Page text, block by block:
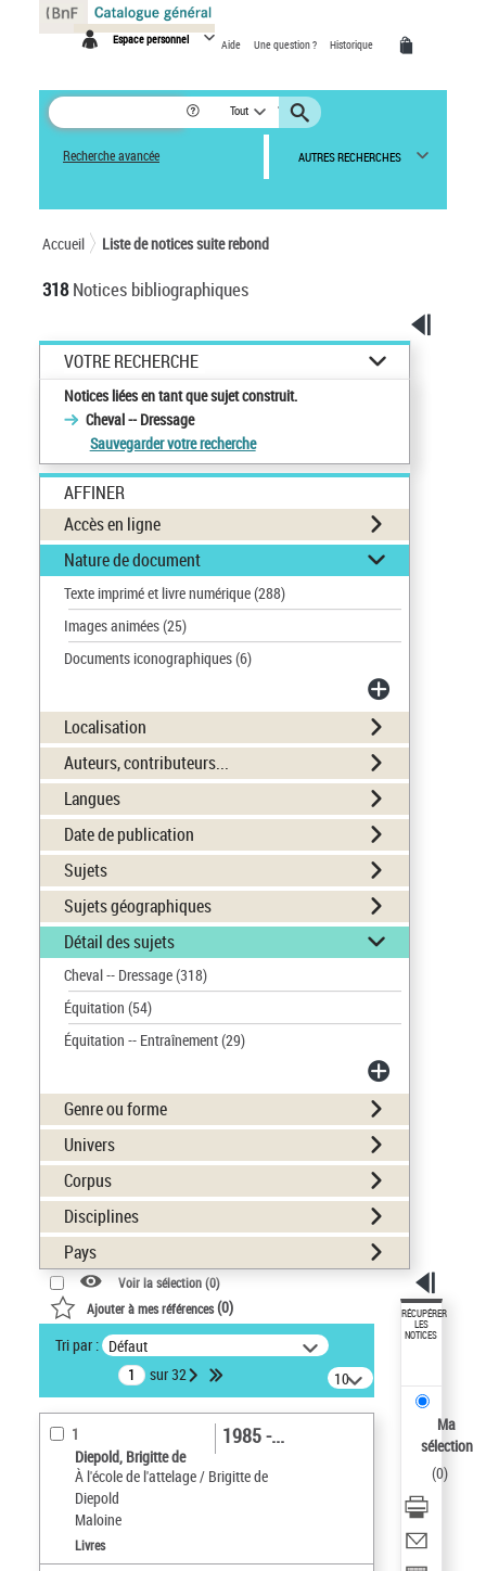
Espace personnel Aide Une question ? Historique
Tout
Recherche avancée AUTRES RECHERCHES
Accueil Liste de notices suite rebond
318Notices bibliographiques
VOTRE RECHERCHE
Notices liées en tant que sujet construit.
Cheval -- Dressage
Sauvegarder votre recherche
AFFINER
Accès en ligne
Nature de document
Texte imprimé et livre numérique(288)
Images animées(25)
Documents iconographiques(6)
Localisation
Auteurs, contributeurs...
Langues
Date de publication
Sujets
Sujets géographiques
Détail des sujets
Cheval -- Dressage(318)
Équitation (54)
Équitation -- Entraînement(29)
Genre ou forme
Univers
Corpus
Disciplines
Pays
Voir la sélection (0)
Ajouter à mes références(0)
Tri par : Défaut
sur 32
10
résultats/page
1
Diepold, Brigitte de
À l'école de l'attelage / Brigitte de
Diepold
Maloine
1985 -...
Livres
RÉCUPÉRER
LES
NOTICES
Ma
sélection
(0)
Panneau de gestion des cookies